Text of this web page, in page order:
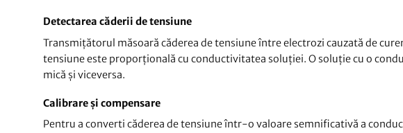
Detectarea căderii de tensiune
Transmițătorul măsoară căderea de tensiune între electrozi cauzată de
tensiune este proporțională cu conductivitatea soluției. O soluție cu o
mică și viceversa.
Calibrare și compensare
Pentru a converti căderea de tensiune într-o valoare semnificativă a